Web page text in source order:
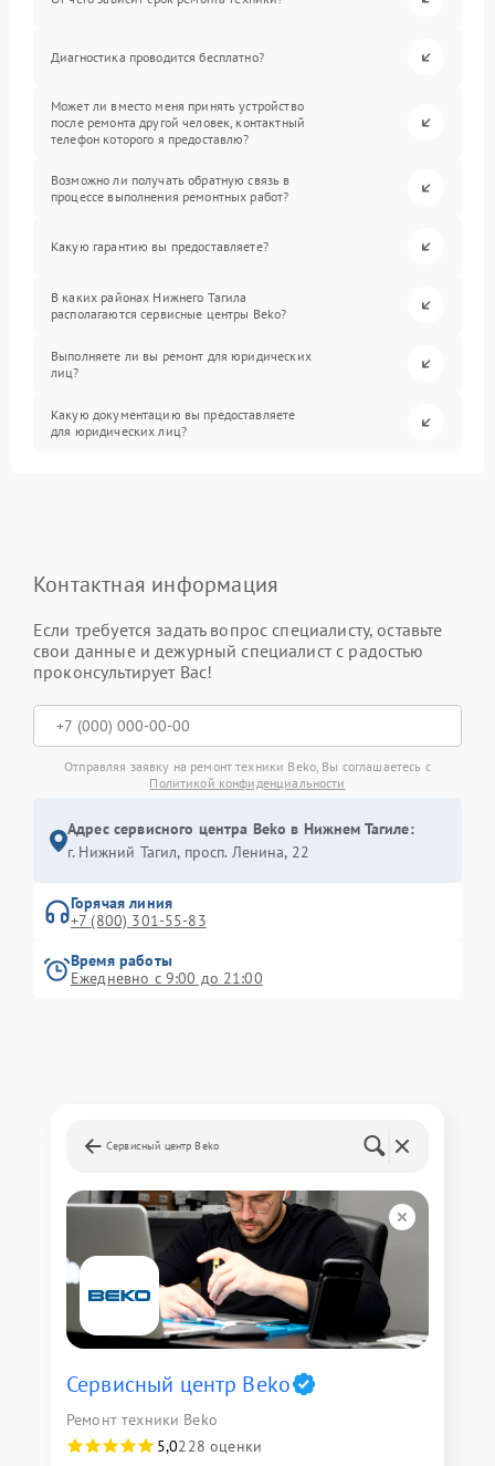
Диагностика проводится бесплатно?
Может ли вместо меня принять устройство
после ремонта другой человек, контактный
телефон которого я предоставлю?
Возможно ли получать обратную связь в
процессе выполнения ремонтных работ?
Какую гарантию вы предоставляете?
В каких районах Нижнего Тагила
располагаются сервисные центры Beko?
Выполняете ли вы ремонт для юридических
лиц?
Какую документацию вы предоставляете
для юридических лиц?
Контактная информация
Если требуется задать вопрос специалисту, оставьте
свои данные и дежурный специалист с радостью
проконсультирует Вас!
Отправляя заявку на ремонт техники Beko, Вы соглашаетесь с
Политикой конфиденциальности
Адрес сервисного центра Beko в Нижнем Тагиле:
г. Нижний Тагил, просп. Ленина, 22
Горячая линия
+7 (800) 301-55-83
Время работы
Ежедневно с 9:00 до 21:00
Сервисный центр Beko
Сервисный центр Beko
Ремонт техники Beko
5,0228 оценки